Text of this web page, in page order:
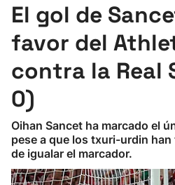
Pelota
Remo
Baloncesto
Ciclismo
El gol de
favor del
contra la Real
0)
Oihan Sancet ha marcado el
pese a que los txuri-urdin
de igualar el marcador.